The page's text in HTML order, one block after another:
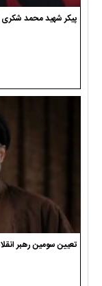
پیکر شهید محمد
تعیین سومین رهبر